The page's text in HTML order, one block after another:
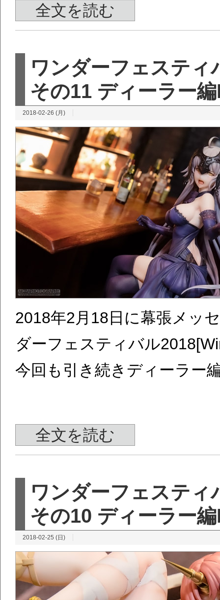
全文を読む
ワンダーフェスティ
その11 ディーラー
2018-02-26 (月)
2018年2月18日に幕張メッ
ダーフェスティバル
今回も引き続きディーラー
全文を読む
ワンダーフェスティ
その10 ディーラー
2018-02-25 (日)